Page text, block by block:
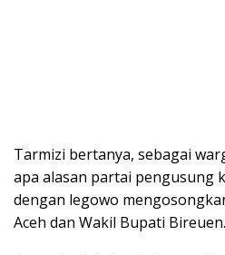
Tarmizi bertanya, sebagai
apa alasan partai pengusung
dengan legowo
Aceh dan Wakil Bupati Bireuen.